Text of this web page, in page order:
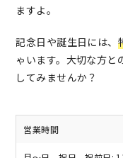
ますよ。
記念日や誕生日には、
ゃいます。大切な方と
してみませんか？
営業時間